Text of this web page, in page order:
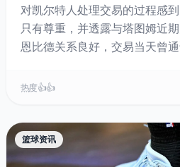
对凯尔特人处理交易的过程感
只有尊重，并透露与塔图姆近
恩比德关系良好，交易当天曾
姆斯学习，并重申唯一目标是争
热度 👍👍
篮球资讯